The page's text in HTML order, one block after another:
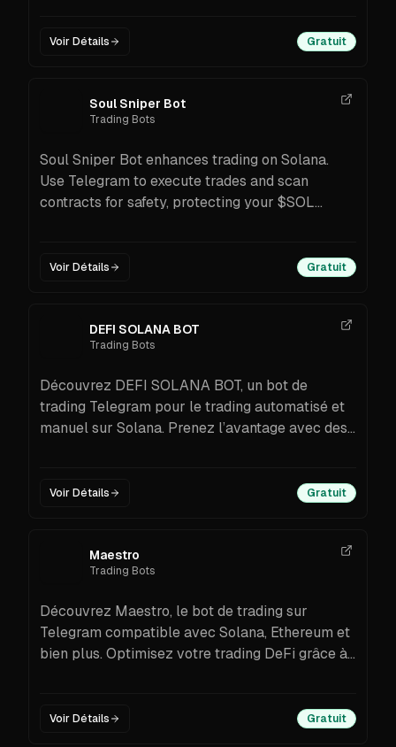
Voir Détails Gratuit
Soul Sniper Bot
Trading Bots
Soul Sniper Bot enhances trading on Solana.
Use Telegram to execute trades and scan
contracts for safety, protecting your $SOL
Voir Détails Gratuit
DEFI SOLANA BOT
Trading Bots
Découvrez DEFI SOLANA BOT, un bot de
trading Telegram pour le trading automatisé et
manuel sur Solana. Prenez l’avantage avec des
Voir Détails Gratuit
Maestro
Trading Bots
Découvrez Maestro, le bot de trading sur
Telegram compatible avec Solana, Ethereum et
bien plus. Optimisez votre trading DeFi grâce à
Voir Détails Gratuit